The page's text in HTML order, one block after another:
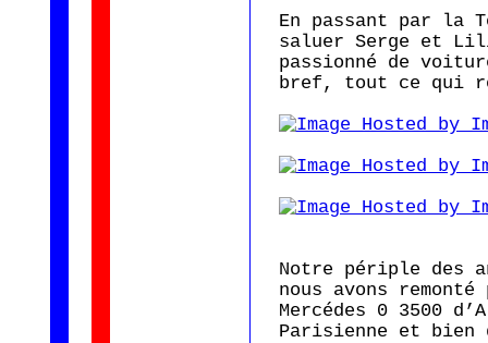
En passant par la
saluer Serge et
passionné de
bref, tout ce qui
Notre périple des
nous avons
Mercédes 0 3500
Parisienne et bien